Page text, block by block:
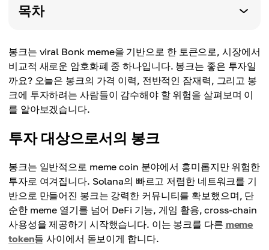
목차
봉크는 viral Bonk meme을 기반으로 한 토큰으로, 시장에서
비교적 새로운 암호화폐 중 하나입니다. 봉크는 좋은 투자일
까요? 오늘은 봉크의 가격 이력, 전반적인 잠재력, 그리고 봉
크에 투자하려는 사람들이 감수해야 할 위험을 살펴보며 이
를 알아보겠습니다.
투자 대상으로서의 봉크
봉크는 일반적으로 meme coin 분야에서 흥미롭지만 위험한
투자로 여겨집니다. Solana의 빠르고 저렴한 네트워크를 기
반으로 만들어진 봉크는 강력한 커뮤니티를 확보했으며, 단
순한 meme 열기를 넘어 DeFi 기능, 게임 활용, cross-chain
사용성을 제공하기 시작했습니다. 이는 봉크를 다른 meme
token들 사이에서 돋보이게 합니다.